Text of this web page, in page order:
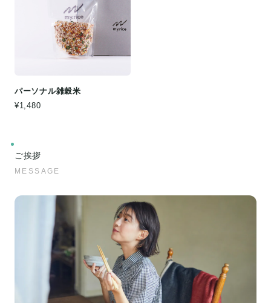
パーソナル雑穀米
¥1,480
ご挨拶
MESSAGE